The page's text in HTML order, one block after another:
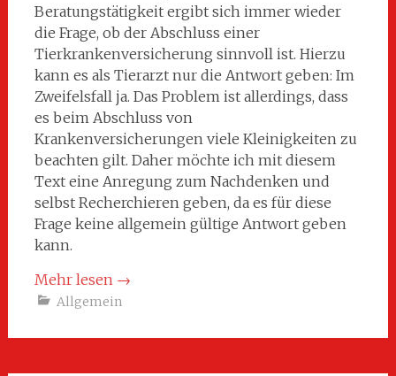
Beratungstätigkeit ergibt sich immer wieder
die Frage, ob der Abschluss einer
Tierkrankenversicherung sinnvoll ist. Hierzu
kann es als Tierarzt nur die Antwort geben: Im
Zweifelsfall ja. Das Problem ist allerdings, dass
es beim Abschluss von
Krankenversicherungen viele Kleinigkeiten zu
beachten gilt. Daher möchte ich mit diesem
Text eine Anregung zum Nachdenken und
selbst Recherchieren geben, da es für diese
Frage keine allgemein gültige Antwort geben
kann.
Mehr lesen →
Allgemein